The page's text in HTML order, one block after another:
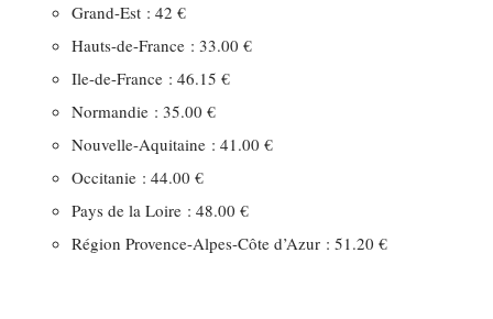
Grand-Est : 42 €
Hauts-de-France : 33.00 €
Ile-de-France : 46.15 €
Normandie : 35.00 €
Nouvelle-Aquitaine : 41.00 €
Occitanie : 44.00 €
Pays de la Loire : 48.00 €
Région Provence-Alpes-Côte d’Azur : 51.20 €